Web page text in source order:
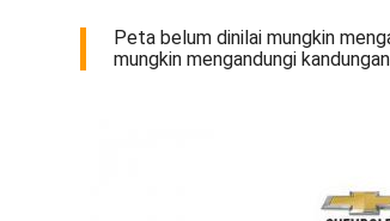
Peta belum dinilai mungkin
mungkin mengandungi